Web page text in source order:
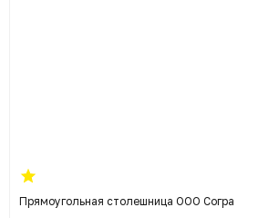
Прямоугольная столешница ООО Согра